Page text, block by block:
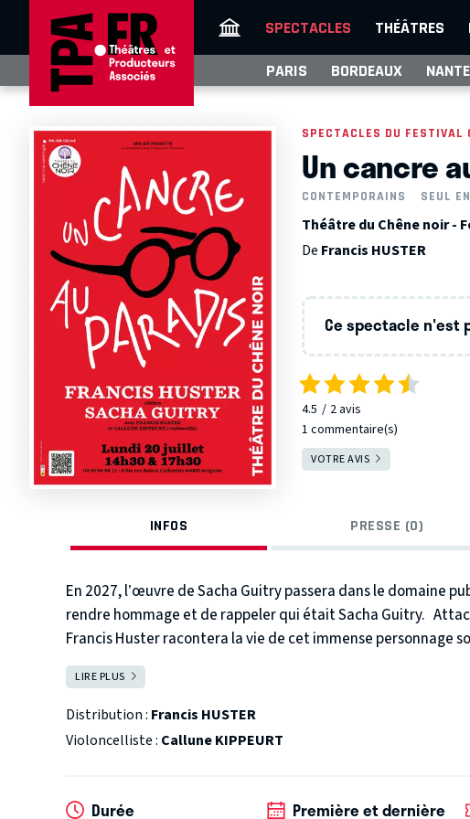
SPECTACLES THÉÂTRES
PARIS BORDEAUX
SPECTACLES DU FESTIVAL
Un cancre
CONTEMPORAINS SEUL
Théâtre du Chêne noir -
De Francis HUSTER
Ce spectacle n'est
4.5 2avis
1 commentaire(s)
VOTRE AVIS
INFOS PRESSE (0)
En 2027, l’œuvre de Sacha Guitry passera dans le domaine
rendre hommage et de rappeler qui était Sacha Guitry.
Francis Huster racontera la vie de cet immense personnage
chacun par les respirations musicales de sa complice Callune
internationale : l’enfance avec son père Lucien, les 5 épouses
Jacqueline Delubac, Geneviève de Séréville, Lana Marconi -,
l’occupation mais aussi tout ce qui a composé son œuvre (le
par Albin Michel en Septembre 2026.
LIRE PLUS
Distribution : Francis HUSTER
Violoncelliste : Callune KIPPEURT
Durée Première et dernière